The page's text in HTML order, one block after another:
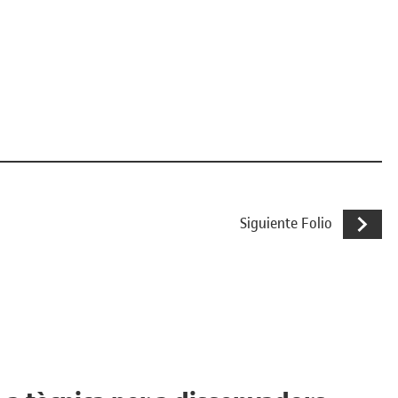
Siguiente Folio